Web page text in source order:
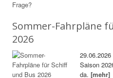
Sommer-Fahrpläne
2026
Saison
da.[mehr]